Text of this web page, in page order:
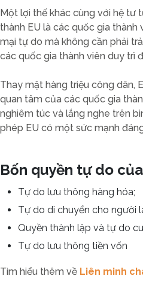
Một lợi thế khác cùng với hệ tư
thành EU là các quốc gia
mại tự do mà không cần phải
các quốc gia thành viên duy trì
Thay mặt hàng triệu công dân,
quan tâm của các quốc gia
nghiêm túc và lắng nghe trên
phép EU có một sức mạnh
Bốn quyền tự do
Tự do lưu thông hàng hóa;
Tự do di chuyển cho người
Quyền thành lập và tự do
Tự do lưu thông tiền vốn
Tìm hiểu thêm về Liên minh